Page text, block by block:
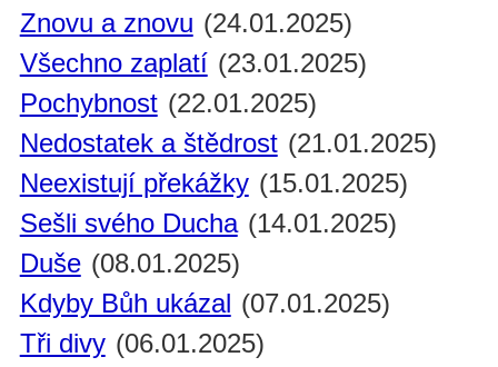
Znovu a znovu (24.01.2025)
Všechno zaplatí (23.01.2025)
Pochybnost (22.01.2025)
Nedostatek a štědrost (21.01.2025)
Neexistují překážky (15.01.2025)
Sešli svého Ducha (14.01.2025)
Duše (08.01.2025)
Kdyby Bůh ukázal (07.01.2025)
Tři divy (06.01.2025)